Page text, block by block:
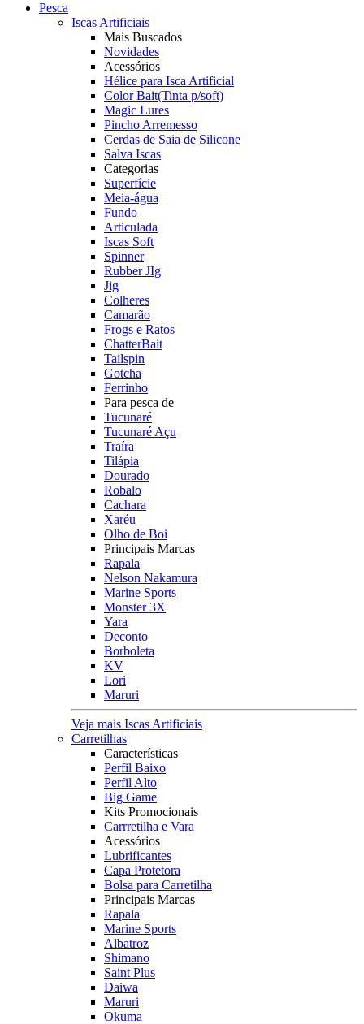
Pesca
Iscas Artificiais
Mais Buscados
Novidades
Acessórios
Hélice para Isca Artificial
Color Bait(Tinta p/soft)
Magic Lures
Pincho Arremesso
Cerdas de Saia de Silicone
Salva Iscas
Categorias
Superfície
Meia-água
Fundo
Articulada
Iscas Soft
Spinner
Rubber JIg
Jig
Colheres
Camarão
Frogs e Ratos
ChatterBait
Tailspin
Gotcha
Ferrinho
Para pesca de
Tucunaré
Tucunaré Açu
Traíra
Tilápia
Dourado
Robalo
Cachara
Xaréu
Olho de Boi
Principais Marcas
Rapala
Nelson Nakamura
Marine Sports
Monster 3X
Yara
Deconto
Borboleta
KV
Lori
Maruri
Veja mais Iscas Artificiais
Carretilhas
Características
Perfil Baixo
Perfil Alto
Big Game
Kits Promocionais
Carrretilha e Vara
Acessórios
Lubrificantes
Capa Protetora
Bolsa para Carretilha
Principais Marcas
Rapala
Marine Sports
Albatroz
Shimano
Saint Plus
Daiwa
Maruri
Okuma